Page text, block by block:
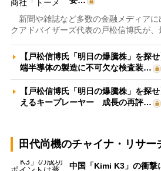
新聞や雑誌など多数の金融メディアに
クアドバイザーズ代表の戸松信博氏が、
【戸松信博氏「明日の爆騰株」を探
端半導体の製造に不可欠な検査装…
【戸松信博氏「明日の爆騰株」を探
えるキープレーヤー 成長の再評…
田代尚機のチャイナ・リサー
中国「Kimi K3」の衝撃